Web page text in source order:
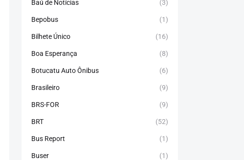
Baú de Notícias (3)
Bepobus (1)
Bilhete Único (16)
Boa Esperança (8)
Botucatu Auto Ônibus (6)
Brasileiro (9)
BRS-FOR (9)
BRT (52)
Bus Report (1)
Buser (1)